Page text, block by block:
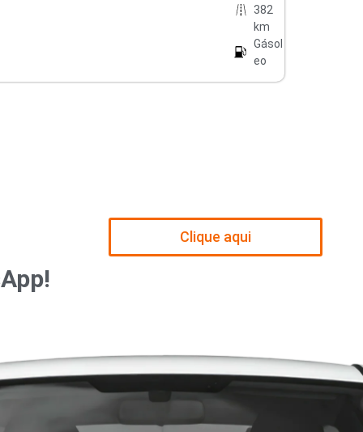
382
km
Gásol
eo
Clique aqui